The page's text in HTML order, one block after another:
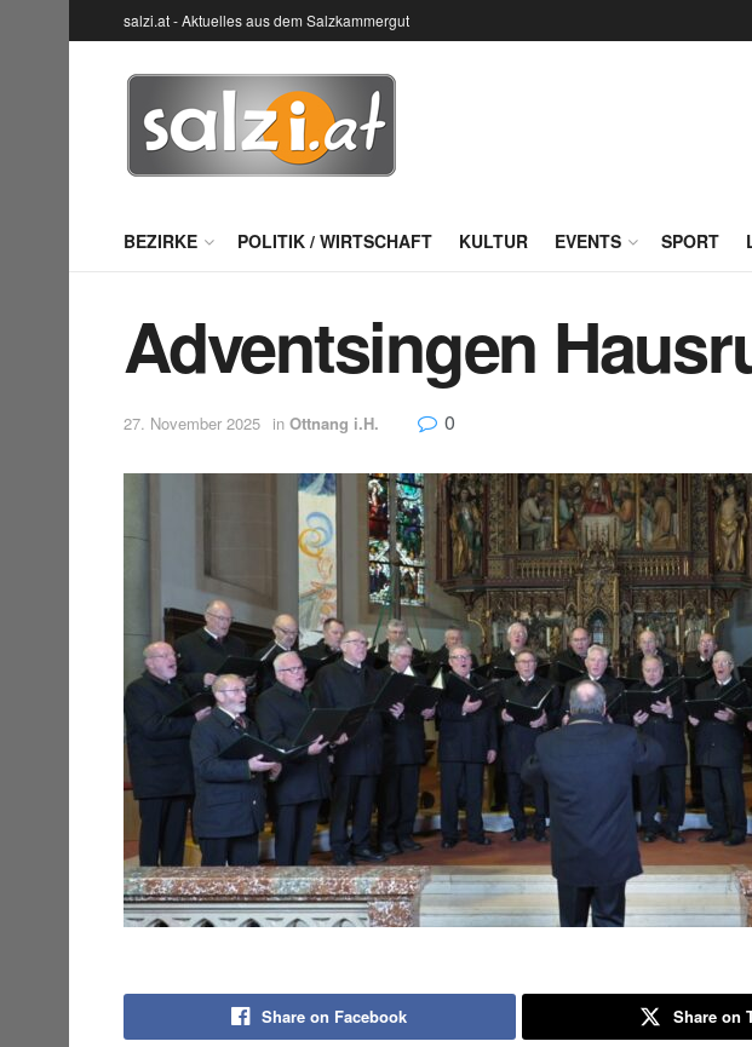
salzi.at - Aktuelles aus dem Salzkammergut
BEZIRKE POLITIK / WIRTSCHAFT KULTUR EVENTS SPORT
Adventsingen
27. November 2025 in Ottnang i.H. 0
Share on Facebook Share on